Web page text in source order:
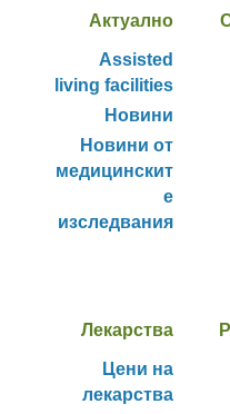
Актуално
Assisted
living facilities
Новини
Новини от
медицинскит
е
изследвания
Лекарства
Цени на
лекарства